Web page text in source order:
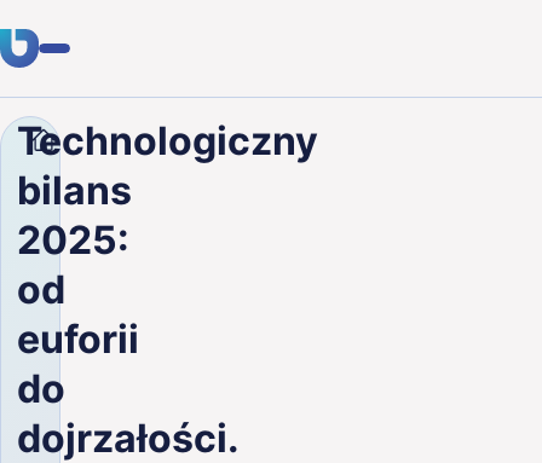
Usługi
Klienci
Branże
O nas
Kariera
Firma Blog Technologiczny bilans 2025: od
Technologiczny
bilans
2025:
od
euforii
do
dojrzałości.